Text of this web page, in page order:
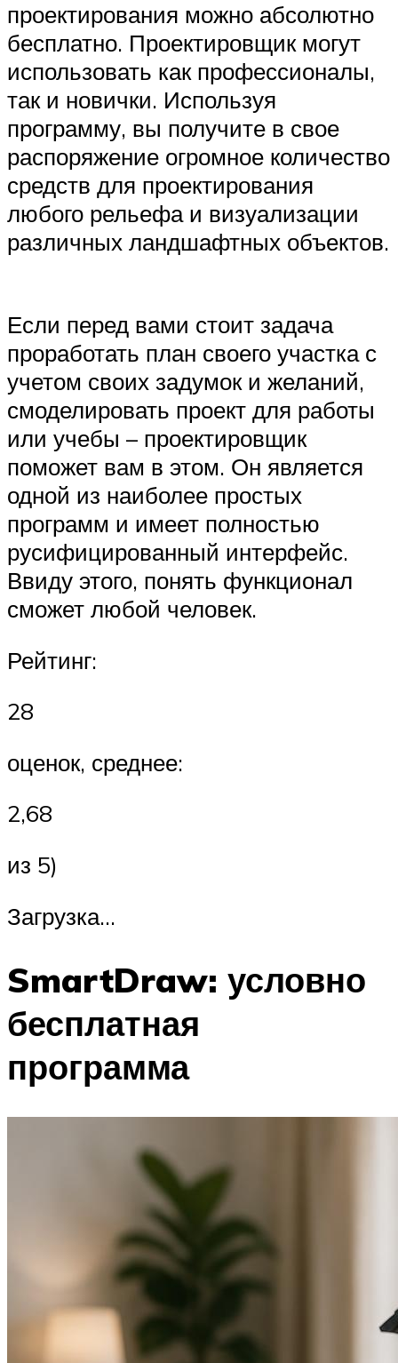
проектирования можно абсолютно
бесплатно. Проектировщик могут
использовать как профессионалы,
так и новички. Используя
программу, вы получите в свое
распоряжение огромное количество
средств для проектирования
любого рельефа и визуализации
различных ландшафтных объектов.
Если перед вами стоит задача
проработать план своего участка с
учетом своих задумок и желаний,
смоделировать проект для работы
или учебы – проектировщик
поможет вам в этом. Он является
одной из наиболее простых
программ и имеет полностью
русифицированный интерфейс.
Ввиду этого, понять функционал
сможет любой человек.
Рейтинг:
28
оценок, среднее:
2,68
из 5)
Загрузка…
SmartDraw: условно
бесплатная
программа